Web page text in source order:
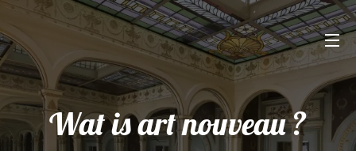
Wat is art nouveau ?